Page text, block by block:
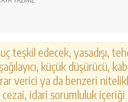
teşkil edecek, yasadışı,
küçük düşürücü,
verici ya da benzeri
idari sorumluluk